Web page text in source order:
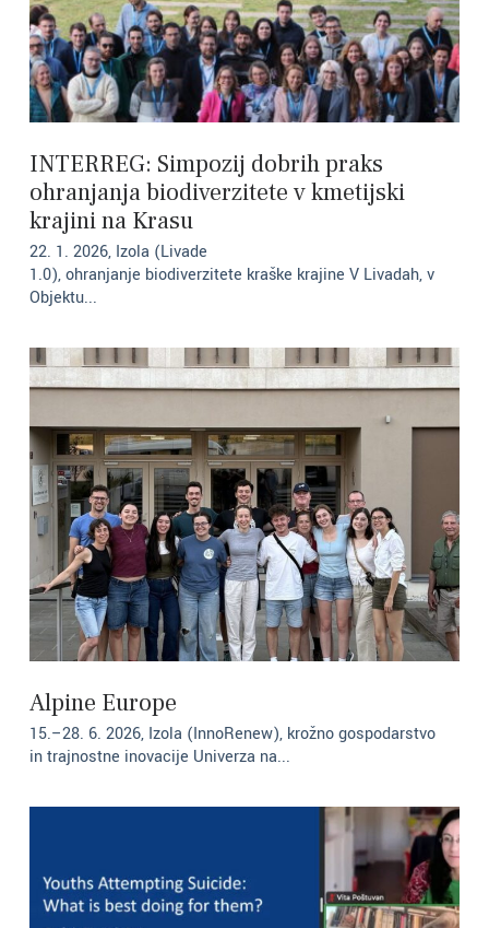
INTERREG: Simpozij dobrih praks
ohranjanja biodiverzitete v kmetijski
krajini na Krasu
22. 1. 2026, Izola (Livade
1.0), ohranjanje biodiverzitete kraške krajine V Livadah, v
Objektu...
Alpine Europe
15.–28. 6. 2026, Izola (InnoRenew), krožno gospodarstvo
in trajnostne inovacije Univerza na...